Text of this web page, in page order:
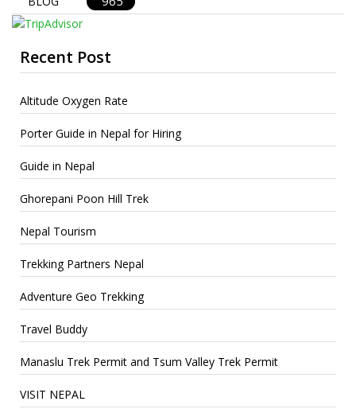
Recent Post
Altitude Oxygen Rate
Porter Guide in Nepal for Hiring
Guide in Nepal
Ghorepani Poon Hill Trek
Nepal Tourism
Trekking Partners Nepal
Adventure Geo Trekking
Travel Buddy
Manaslu Trek Permit and Tsum Valley Trek Permit
VISIT NEPAL